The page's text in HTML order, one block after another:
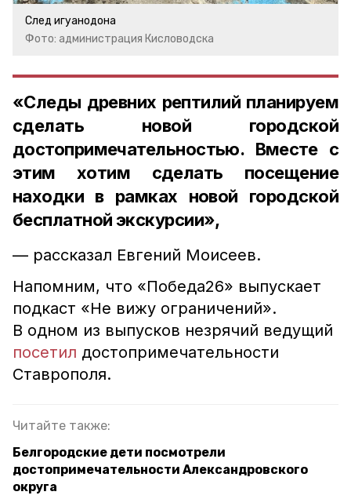
След игуанодона
Фото: администрация Кисловодска
«Следы древних рептилий планируем
сделать новой городской
достопримечательностью. Вместе с
этим хотим сделать посещение
находки в рамках новой городской
бесплатной экскурсии»,
— рассказал Евгений Моисеев.
Напомним, что «Победа26» выпускает
подкаст «Не вижу ограничений».
В одном из выпусков незрячий ведущий
посетил достопримечательности
Ставрополя.
Читайте также:
Белгородские дети посмотрели
достопримечательности Александровского
округа